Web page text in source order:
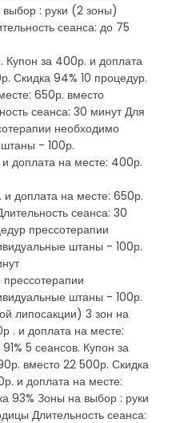
: руки (2 зоны)
сеанса: до 75
Купон за 400р. и доплата
Скидка 94% 10 процедур.
650р. вместо
сеанса: 30 минут Для
необходимо
- 100р.
доплата на месте: 400р.
доплата на месте: 650р.
сеанса: 30
прессотерапии
штаны - 100р.
штаны - 100р.
липосакции) 3 зон на
. и доплата на месте:
5 сеансов. Купон за
вместо 22 500р. Скидка
и доплата на месте:
93% Зоны на выбор : руки
Длительность сеанса: